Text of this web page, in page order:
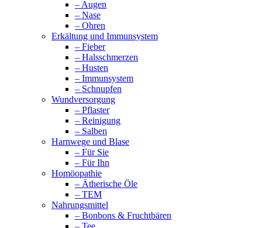
– Augen
– Nase
– Ohren
Erkältung und Immunsystem
– Fieber
– Halsschmerzen
– Husten
– Immunsystem
– Schnupfen
Wundversorgung
– Pflaster
– Reinigung
– Salben
Harnwege und Blase
– Für Sie
– Für Ihn
Homöopathie
– Ätherische Öle
– TEM
Nahrungsmittel
– Bonbons & Fruchtbären
– Tee